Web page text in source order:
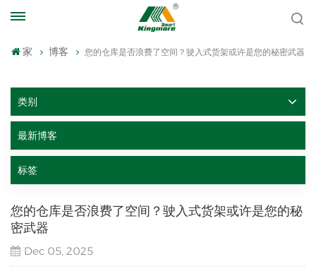
家 博客 您的仓库是否浪费了空间？驶入式货架或许是您的秘密武器
类别
最新博客
标签
您的仓库是否浪费了空间？驶入式货架或许是您的秘
密武器
Dec 05, 2025